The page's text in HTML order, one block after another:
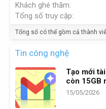
Khách ghé thăm
Tổng số truy cập
Tổng số có thể gồm cả thành
Tin công nghệ
Tạo mới
còn 15GB
15/05/2026